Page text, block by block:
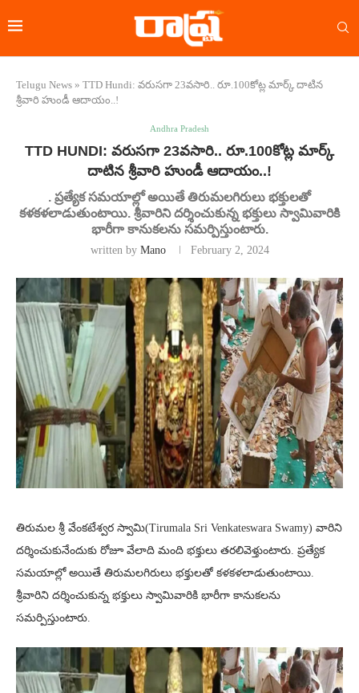
Telugu News » TTD Hundi: వరుసగా 23వసారి.. రూ.100కోట్ల మార్క్ దాటిన
శ్రీవారి హుండీ ఆదాయం..!
Andhra Pradesh
TTD HUNDI: వరుసగా 23వసారి.. రూ.100కోట్ల మార్క్
దాటిన శ్రీవారి హుండీ ఆదాయం..!
. ప్రత్యేక సమయాల్లో అయితే తిరుమలగిరులు భక్తులతో
కళకళలాడుతుంటాయి. శ్రీవారిని దర్శించుకున్న భక్తులు స్వామివారికి
భారీగా కానుకలను సమర్పిస్తుంటారు.
written by Mano February 2, 2024
తిరుమల శ్రీ వేంకటేశ్వర స్వామి(Tirumala Sri Venkateswara Swamy) వారిని
దర్శించుకునేందుకు రోజూ వేలాది మంది భక్తులు తరలివెళ్తుంటారు. ప్రత్యేక
సమయాల్లో అయితే తిరుమలగిరులు భక్తులతో కళకళలాడుతుంటాయి.
శ్రీవారిని దర్శించుకున్న భక్తులు స్వామివారికి భారీగా కానుకలను
సమర్పిస్తుంటారు.